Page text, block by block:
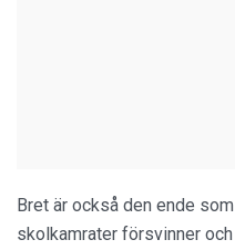
Bret är också den ende
skolkamrater försvinner